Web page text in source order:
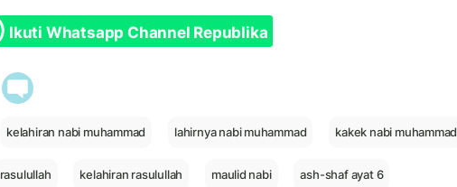
Ikuti Whatsapp Channel Republika
kelahiran nabi muhammad lahirnya nabi muhammad kakek nabi muhammad
rasulullah kelahiran rasulullah maulid nabi ash-shaf ayat 6